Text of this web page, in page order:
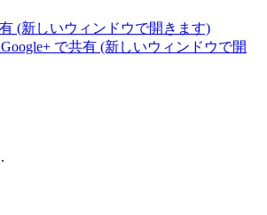
(新しいウィンドウで開きます)
で共有 (新しいウィンドウで開